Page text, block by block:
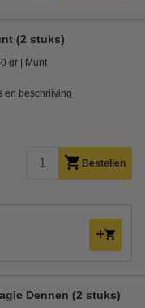
(2 stuks)
gr Munt
en beschrijving
Bestellen
Dennen (2 stuks)